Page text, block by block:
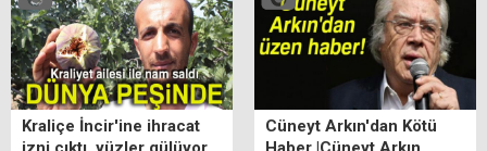
Kraliçe İncir'ine ihracat
Cüneyt Arkın'dan Kötü